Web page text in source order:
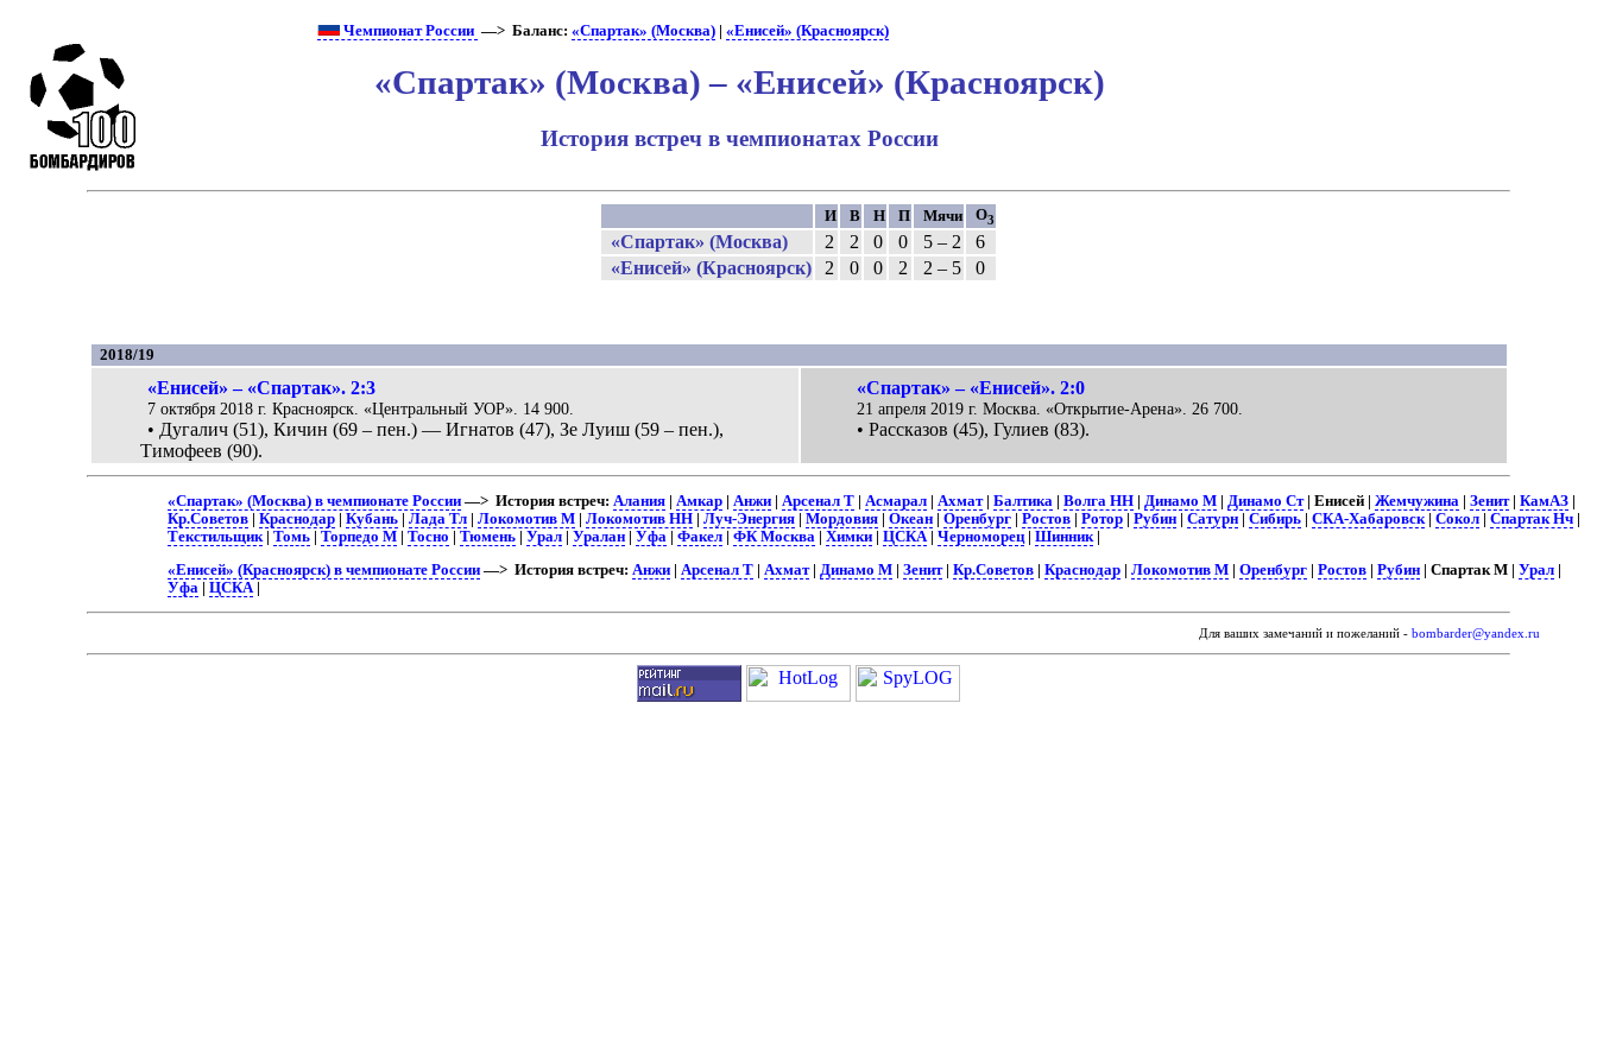
Чемпионат России —> Баланс:«Спартак» (Москва) |«Енисей» (Красноярск)
«Спартак» (Москва) – «Енисей» (Красноярск)
История встреч в чемпионатах России
И В Н П Мячи О3
«Спартак» (Москва) 2 2 0 0 5 – 2
6
«Енисей» (Красноярск)
2 0 0 2 2 – 5 0
2018/19
«Енисей» – «Спартак». 2:3
7 октября 2018 г. Красноярск. «Центральный УОР». 14 900.
• Дугалич (51), Кичин (69 – пен.) — Игнатов (47), Зе Луиш (59 – пен.),
Тимофеев (90).
«Спартак» – «Енисей». 2:0
21 апреля 2019 г. Москва. «Открытие-Арена». 26 700.
• Рассказов (45), Гулиев (83).
«Спартак» (Москва) в чемпионате России—> История встреч: Алания| Амкар| Анжи| Арсенал Т| Асмарал| Ахмат| Балтика | Волга НН| Динамо М| Динамо Ст| Енисей | Жемчужина | Зенит| КамАЗ|
Кр.Советов| Краснодар| Кубань| Лада Тл| Локомотив М| Локомотив НН| Луч-Энергия| Мордовия| Океан| Оренбург| Ростов| Ротор| Рубин| Сатурн| Сибирь| СКА-Хабаровск| Сокол| Спартак Нч|
Текстильщик| Томь| Торпедо М| Тосно | Тюмень| Урал| Уралан| Уфа | Факел| ФК Москва | Химки| ЦСКА| Черноморец| Шинник|
«Енисей» (Красноярск) в чемпионате России—> История встреч: Анжи| Арсенал Т| Ахмат| Динамо М| Зенит| Кр.Советов| Краснодар| Локомотив М| Оренбург| Ростов| Рубин| Спартак М | Урал|
Уфа | ЦСКА|
Для ваших замечаний и пожеланий - bombarder@yandex.ru